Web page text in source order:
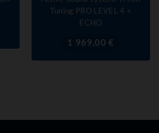
Tuning PRO LEVEL 4 +
ECHO
Prix1 969,00 €